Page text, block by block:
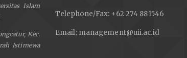
Islam
Kec.
Istimewa
Telephone/Fax: +62 274 881546
Email: management@uii.ac.id